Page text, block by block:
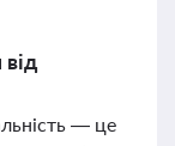
від
— це